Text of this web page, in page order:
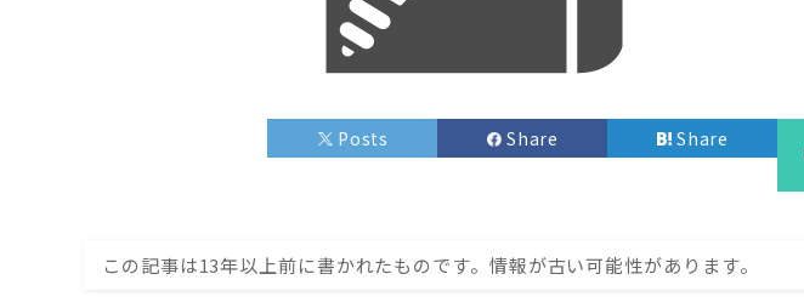
Posts Share Share
この記事は13年以上前に書かれたものです。情報が古い可能性があります。